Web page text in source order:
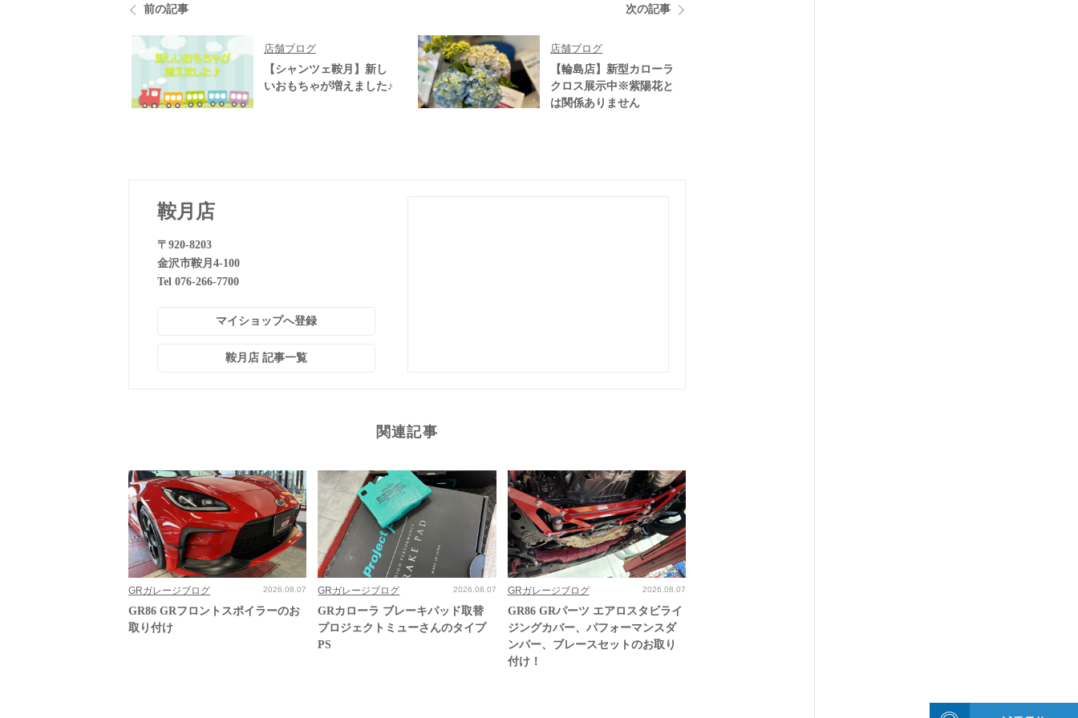
前の記事
店舗ブログ
【シャンツェ鞍月】新し
いおもちゃが増えました♪
次の記事
店舗ブログ
【輪島店】新型カローラ
クロス展示中※紫陽花と
は関係ありません
鞍月店
〒920-8203
金沢市鞍月4-100
Tel 076-266-7700
マイショップへ登録
鞍月店 記事一覧
関連記事
GRガレージブログ 2026.08.07
GR86 GRフロントスポイラーのお
取り付け
GRガレージブログ 2026.08.07
GRカローラ ブレーキパッド取替
プロジェクトミューさんのタイプ
PS
GRガレージブログ 2026.08.07
GR86 GRパーツ エアロスタビライ
ジングカバー、パフォーマンスダ
ンパー、ブレースセットのお取り
付け！